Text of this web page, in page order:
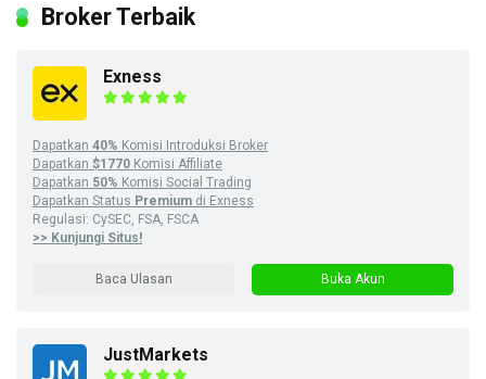
Broker Terbaik
Exness
Dapatkan 40% Komisi Introduksi Broker
Dapatkan $1770 Komisi Affiliate
Dapatkan 50% Komisi Social Trading
Dapatkan Status Premium di Exness
Regulasi: CySEC, FSA, FSCA
>> Kunjungi Situs!
Baca Ulasan Buka Akun
JustMarkets